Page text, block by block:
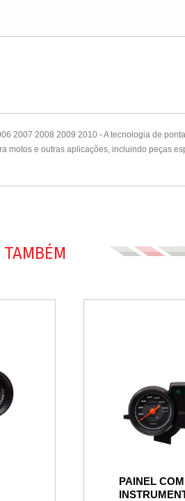
2007 2008 2009 2010 - A tecnologia de
motos e outras aplicações, incluindo peças
TAMBÉM
PAINEL